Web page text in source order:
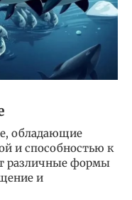
обладающие
и способностью к
различные формы
и